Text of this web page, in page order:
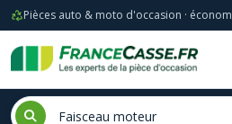
Pièces auto & moto d'occasion ·